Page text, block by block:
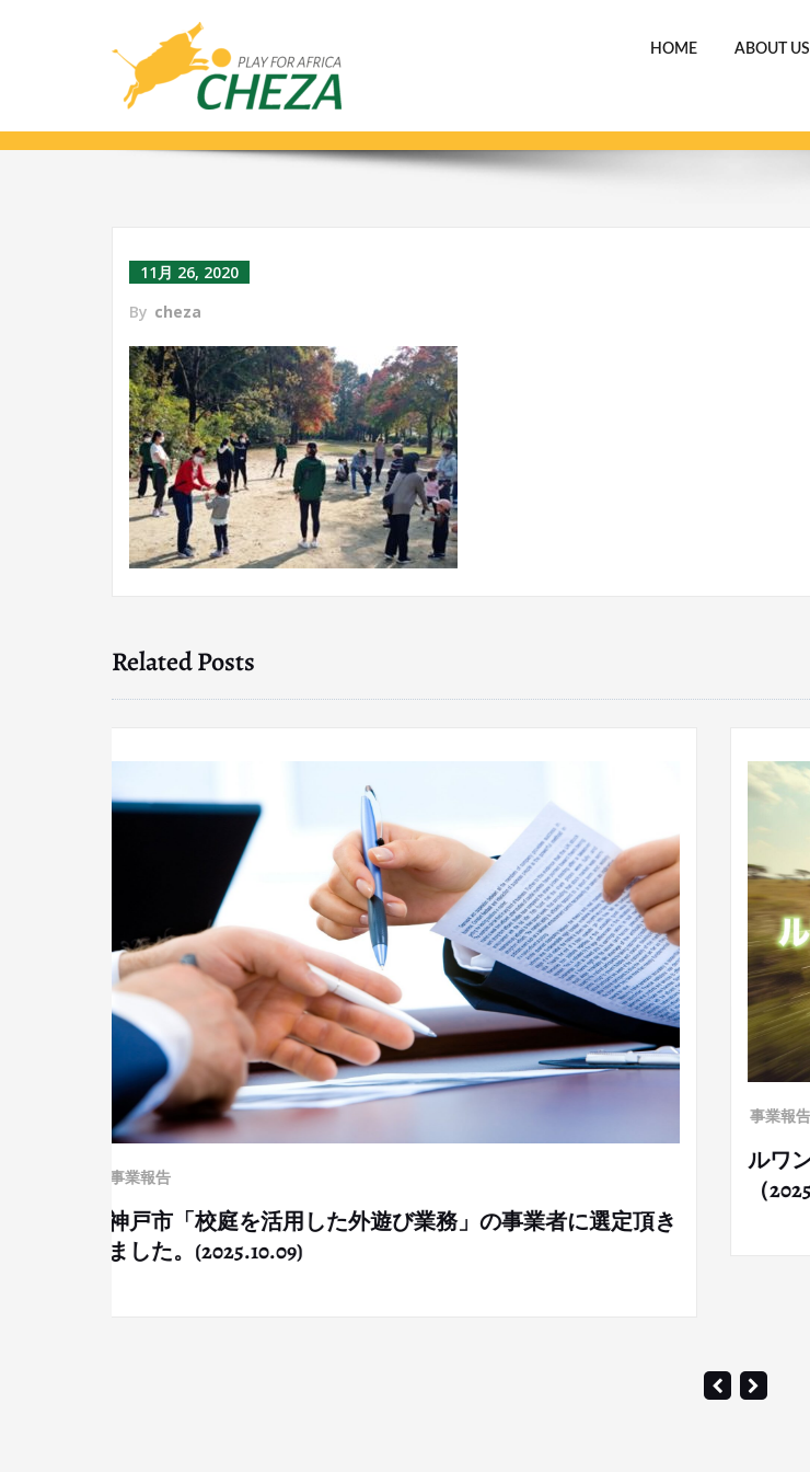
HOME ABOUT US
親子1
11月 26, 2020
By cheza
Related Posts
業者に選定頂き
事業報告
ルワンダ陸上競技支援プロジェクトが始動します！